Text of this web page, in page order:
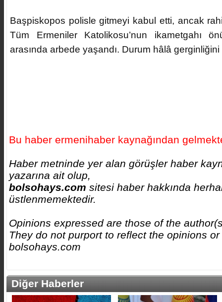
Başpiskopos polisle gitmeyi kabul etti, ancak
Tüm Ermeniler Katolikosu’nun ikametgahı
arasında arbede yaşandı. Durum hâlâ
Bu haber ermenihaber kaynağından
Haber metninde yer alan görüşler haber
yazarına ait olup,
bolsohays.com sitesi haber hakkında
üstlenmemektedir.
Opinions expressed are those of the
They do not purport to reflect the opinions
bolsohays.com
Diğer Haberler